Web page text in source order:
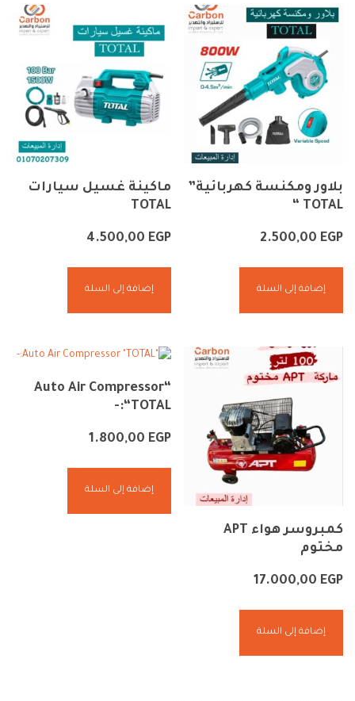
بلاور ومكنسة كهربائية”
TOTAL “
2.500,00 EGP
إضافة إلى السلة
ماكينة غسيل سيارات
TOTAL
4.500,00 EGP
إضافة إلى السلة
كمبروسر هواء APT
مختوم
17.000,00 EGP
إضافة إلى السلة
“Auto Air Compressor
“TOTAL:-
1.800,00 EGP
إضافة إلى السلة